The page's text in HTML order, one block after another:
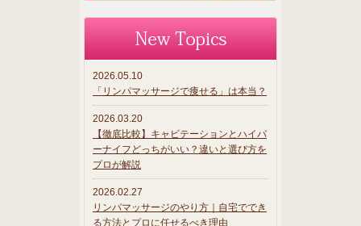
2026.05.10
「リンパマッサージで痩せる」は本当？
2026.03.20
【徹底比較】キャビテーションとハイパ
ーナイフどっちがいい？違いと選び方を
プロが解説
2026.02.27
リンパマッサージのやり方｜自宅ででき
る方法とプロに任せるべき理由